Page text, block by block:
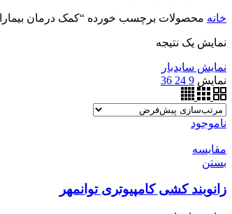
خانه محصولات برچسب خورده “کمک درمان
نمایش یک نتیجه
نمایش سایدبار
نمایش 9
24
36
ناموجود
مقایسه
بستن
زانوبند کشی کامپیوتری توانمهر